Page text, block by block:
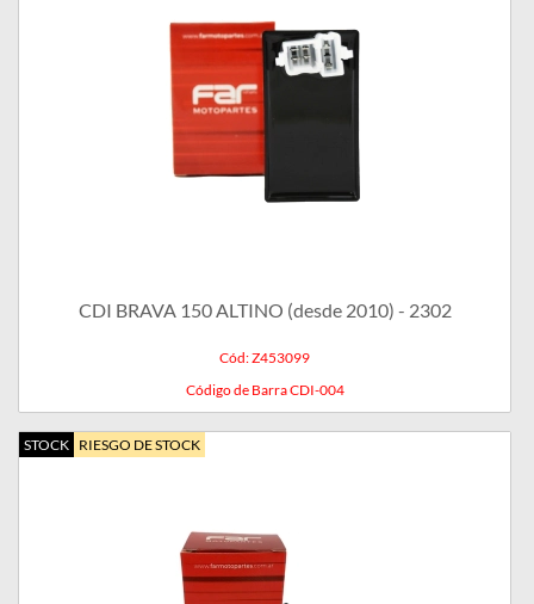
CDI BRAVA 150 ALTINO (desde 2010) - 2302
Cód: Z453099
Código de Barra CDI-004
STOCK RIESGO DE STOCK